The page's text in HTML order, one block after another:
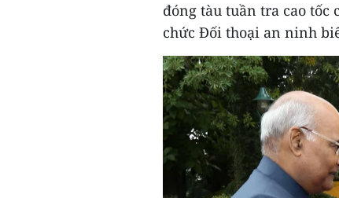
đóng tàu tuần tra cao tốc
chức Đối thoại an ninh